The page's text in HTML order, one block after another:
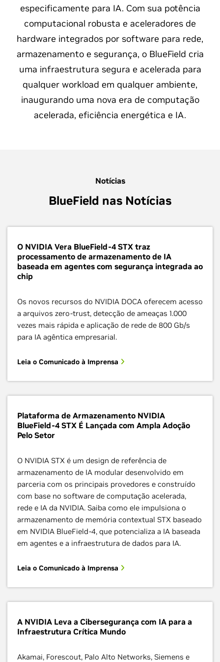
especificamente para IA. Com sua potência
computacional robusta e aceleradores de
hardware integrados por software para rede,
armazenamento e segurança, o BlueField cria
uma infraestrutura segura e acelerada para
qualquer workload em qualquer ambiente,
inaugurando uma nova era de computação
acelerada, eficiência energética e IA.
Notícias
BlueField nas Notícias
O NVIDIA Vera BlueField-4 STX traz
processamento de armazenamento de IA
baseada em agentes com segurança integrada ao
chip
Os novos recursos do NVIDIA DOCA oferecem acesso
a arquivos zero-trust, detecção de ameaças 1.000
vezes mais rápida e aplicação de rede de 800 Gb/s
para IA agêntica empresarial.
Leia o Comunicado à Imprensa
Plataforma de Armazenamento NVIDIA
BlueField-4 STX É Lançada com Ampla Adoção
Pelo Setor
O NVIDIA STX é um design de referência de
armazenamento de IA modular desenvolvido em
parceria com os principais provedores e construído
com base no software de computação acelerada,
rede e IA da NVIDIA. Saiba como ele impulsiona o
armazenamento de memória contextual STX baseado
em NVIDIA BlueField‑4, que potencializa a IA baseada
em agentes e a infraestrutura de dados para IA.
Leia o Comunicado à Imprensa
A NVIDIA Leva a Cibersegurança com IA para a
Infraestrutura Crítica Mundo
Akamai, Forescout, Palo Alto Networks, Siemens e